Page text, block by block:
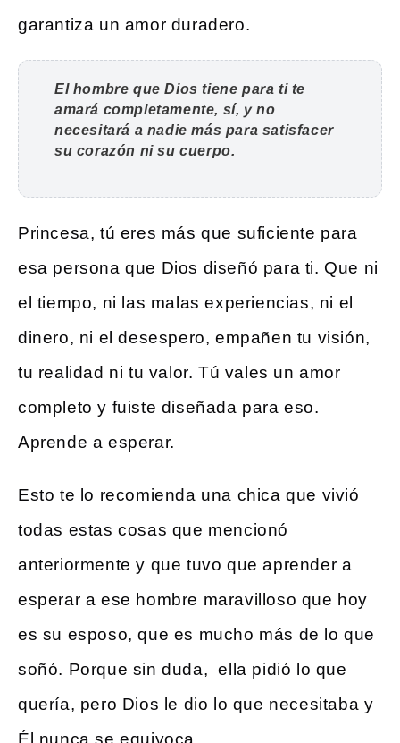
garantiza un amor duradero.
El hombre que Dios tiene para ti te
amará completamente, sí, y no
necesitará a nadie más para satisfacer
su corazón ni su cuerpo.
Princesa, tú eres más que suficiente para
esa persona que Dios diseñó para ti. Que ni
el tiempo, ni las malas experiencias, ni el
dinero, ni el desespero, empañen tu visión,
tu realidad ni tu valor. Tú vales un amor
completo y fuiste diseñada para eso.
Aprende a esperar.
Esto te lo recomienda una chica que vivió
todas estas cosas que mencionó
anteriormente y que tuvo que aprender a
esperar a ese hombre maravilloso que hoy
es su esposo, que es mucho más de lo que
soñó. Porque sin duda, ella pidió lo que
quería, pero Dios le dio lo que necesitaba y
Él nunca se equivoca.